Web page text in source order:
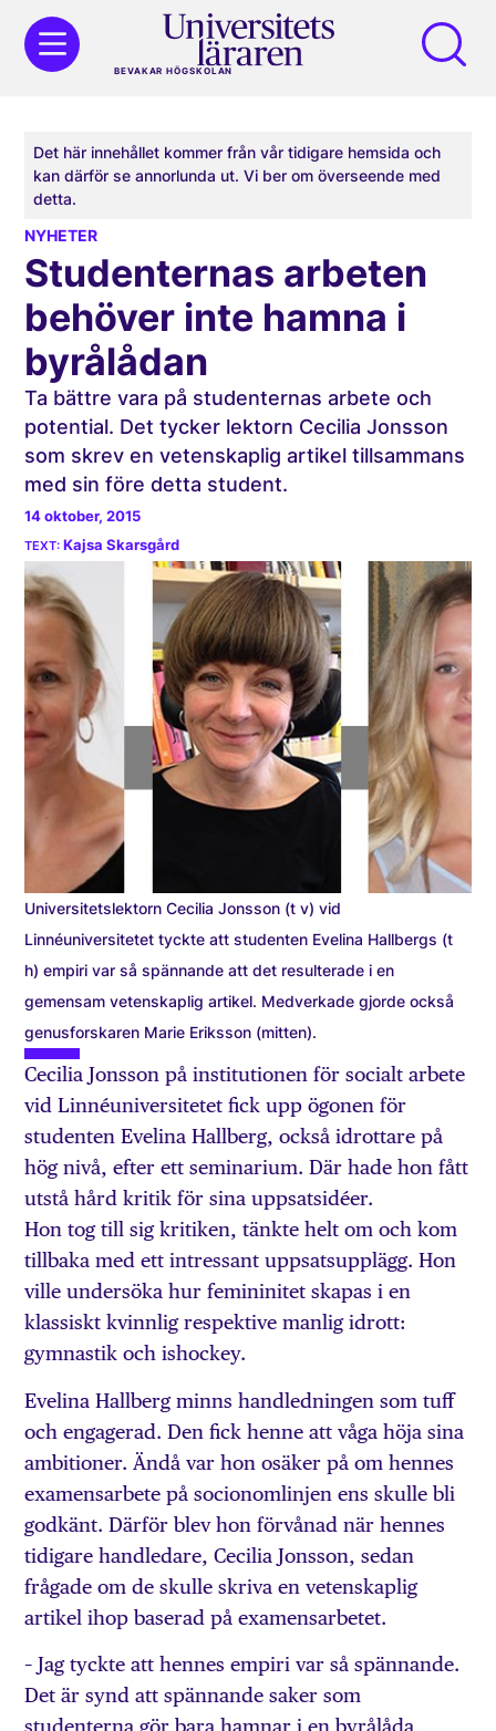
BEVAKAR HÖGSKOLAN
Det här innehållet kommer från vår tidigare hemsida och
kan därför se annorlunda ut. Vi ber om överseende med
detta.
NYHETER
Studenternas arbeten
behöver inte hamna i
byrålådan
Ta bättre vara på studenternas arbete och
potential. Det tycker lektorn Cecilia Jonsson
som skrev en vetenskaplig artikel tillsammans
med sin före detta student.
14 oktober, 2015
Kajsa Skarsgård
Universitetslektorn Cecilia Jonsson (t v) vid
Linnéuniversitetet tyckte att studenten Evelina Hallbergs (t
h) empiri var så spännande att det resulterade i en
gemensam vetenskaplig artikel. Medverkade gjorde också
genusforskaren Marie Eriksson (mitten).
Cecilia Jonsson på institutionen för socialt arbete
vid Linnéuniversitetet fick upp ögonen för
studenten Evelina Hallberg, också idrottare på
hög nivå, efter ett seminarium. Där hade hon fått
utstå hård kritik för sina uppsatsidéer.
Hon tog till sig kritiken, tänkte helt om och kom
tillbaka med ett intressant uppsatsupplägg. Hon
ville undersöka hur femininitet skapas i en
klassiskt kvinnlig respektive manlig idrott:
gymnastik och ishockey.
Evelina Hallberg minns handledningen som tuff
och engagerad. Den fick henne att våga höja sina
ambitioner. Ändå var hon osäker på om hennes
examensarbete på socionomlinjen ens skulle bli
godkänt. Därför blev hon förvånad när hennes
tidigare handledare, Cecilia Jonsson, sedan
frågade om de skulle skriva en vetenskaplig
artikel ihop baserad på examensarbetet.
– Jag tyckte att hennes empiri var så spännande.
Det är synd att spännande saker som
studenterna gör bara hamnar i en byrålåda,